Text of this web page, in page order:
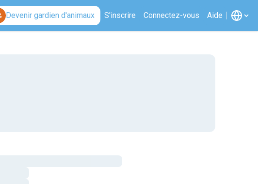
Devenir gardien d'animaux S'inscrire Connectez-vous Aide